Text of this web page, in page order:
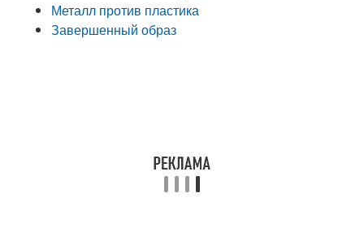
Металл против пластика
Завершенный образ